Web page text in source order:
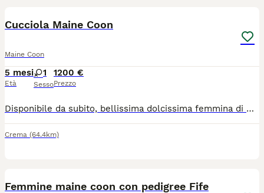
Cucciola Maine Coon
Maine Coon
5 mesi
Età
1
Sesso
1200 €
Prezzo
Disponibile da subito, bellissima dolcissima femmina di Maine Coon nel colore blu con bianco Nata il 25/2/2026 Si cede con doppio vaccino , sverminata , test genetici propri , microchip e passaggio di proprietà , pedigree AFSI riconosciuto Wcf da riproduzione (SOLO ALLEVAMENTI CON AFFISSO ) kit puppy e kit giochini. Genitori testati per le maggiori malattie genetiche HCM , SMA, PkDdef Ecocardio nella norma Fiv felv negativi I cuccioli crescono in un ambiente famigliare a stretto contatto con bambini e altri animali, abituati alla lettiera , tira graffi, zona esterna in sicurezza. Si può visionare i cuccioli in allevamento solo su appuntamento per la tutela dei piccoli e non prima delle 8 psettimane. Rimaniamo a disposizione per qualsiasi dubbio o informazione sia prima che dopo la cessione. Il prezzo è adeguato al valore riproduttivo della cucciola e non è paragonabile a quello di un soggetto da compagnia.
Crema (64.4km)
Femmine maine coon con pedigree Fife